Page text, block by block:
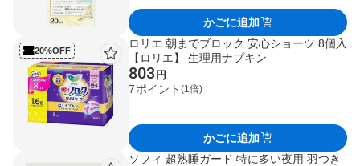
かごに追加
20%OFF
ロリエ 朝までブロック 安心ショーツ 8個入
【ロリエ】 生理用ナプキン
803 円
7ポイント (1倍)
かごに追加
ソフィ 超熟睡ガード 特に多い夜用 羽つき